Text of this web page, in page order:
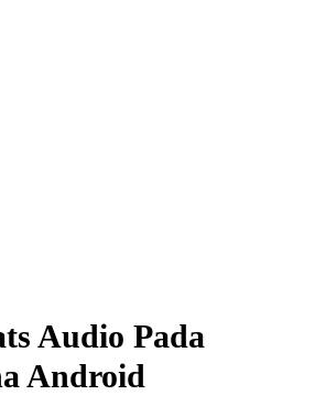
Audio Pada
Android